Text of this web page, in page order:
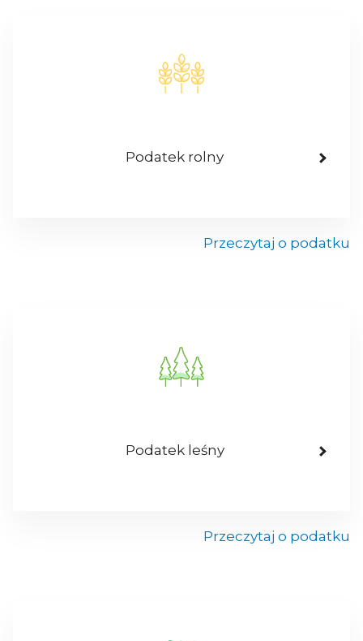
Podatek rolny
Przeczytaj o podatku
Podatek leśny
Przeczytaj o podatku